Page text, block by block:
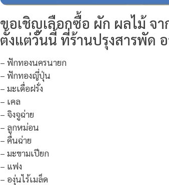
ขอเชิญเลือกซื้อ ผัก ผลไม้ จ
ตั้งแต่วันนี้ ที่ร้านปรุงสารพัด
– ฟักทองนครนายก
– ฟักทองญี่ปุ่น
– มะเดื่อฝรั่ง
– เคล
– จิงจูฉ่าย
– ลูกหม่อน
– คื่นฉ่าย
– มะขามเปียก
– แฟง
– องุ่นไร้เมล็ด